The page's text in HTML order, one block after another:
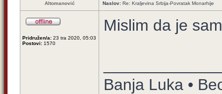
Altomanović Naslov: Re: Kraljevina Srbija-Povratak Monarhije
Pridružen/a: 23 tra 2020, 05:03
Postovi: 1570
Mislim da je
Banja Luka •